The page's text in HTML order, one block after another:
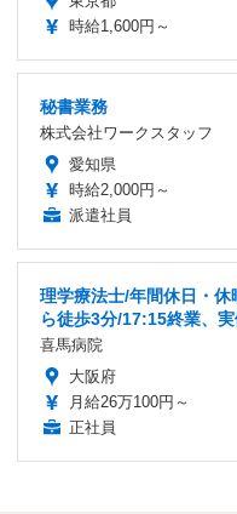
時給1,600円～
秘書業務
株式会社ワークスタッフ
愛知県
時給2,000円～
派遣社員
理学療法士/年間休日・
ら徒歩3分/17:15終業、
喜馬病院
大阪府
月給26万100円～
正社員